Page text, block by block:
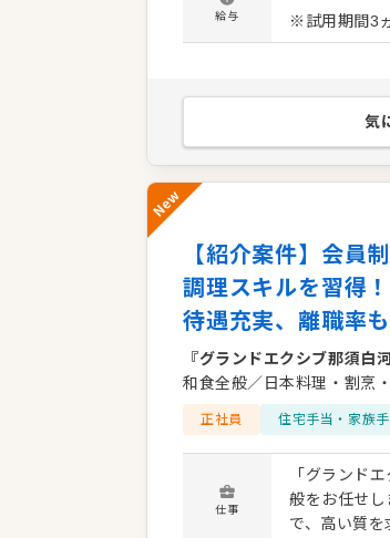
もポイント
アイデアが
給与 ※試用期間3
気
【紹介案件】会員
調理スキルを習得
待遇充実、離職率
『グランドエクシブ那須白河
和食全般／日本料理・割烹
正社員 住宅手当・家族
仕事
「グランド
般をお任せ
で、高い質を求め